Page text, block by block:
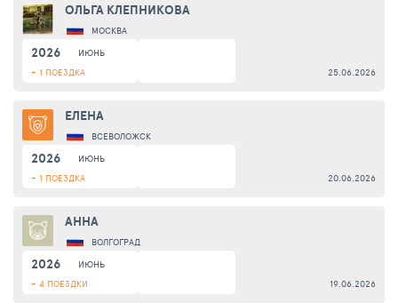
ОЛЬГА КЛЕПНИКОВА
МОСКВА
2026
ИЮНЬ
+ 1 ПОЕЗДКА
25.06.2026
ЕЛЕНА
ВСЕВОЛОЖСК
2026
ИЮНЬ
+ 1 ПОЕЗДКА
20.06.2026
АННА
ВОЛГОГРАД
2026
ИЮНЬ
+ 4 ПОЕЗДКИ
19.06.2026